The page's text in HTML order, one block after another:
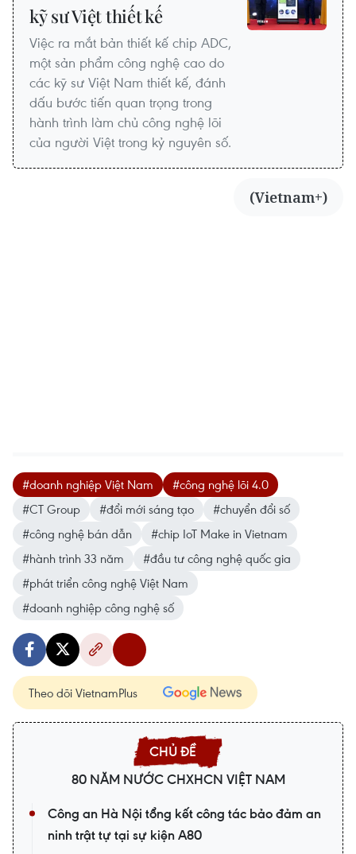
kỹ sư Việt thiết kế
Việc ra mắt bản thiết kế chip ADC,
một sản phẩm công nghệ cao do
các kỹ sư Việt Nam thiết kế, đánh
dấu bước tiến quan trọng trong
hành trình làm chủ công nghệ lõi
của người Việt trong kỷ nguyên số.
(Vietnam+)
#doanh nghiệp Việt Nam
#công nghệ lõi 4.0
#CT Group
#đổi mới sáng tạo
#chuyển đổi số
#công nghệ bán dẫn
#chip IoT Make in Vietnam
#hành trình 33 năm
#đầu tư công nghệ quốc gia
#phát triển công nghệ Việt Nam
#doanh nghiệp công nghệ số
Theo dõi VietnamPlus
80 NĂM NƯỚC CHXHCN VIỆT NAM
Công an Hà Nội tổng kết công tác bảo đảm an
ninh trật tự tại sự kiện A80